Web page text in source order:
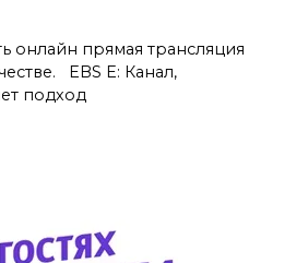
онлайн прямая трансляция
EBS E: Канал,
подход